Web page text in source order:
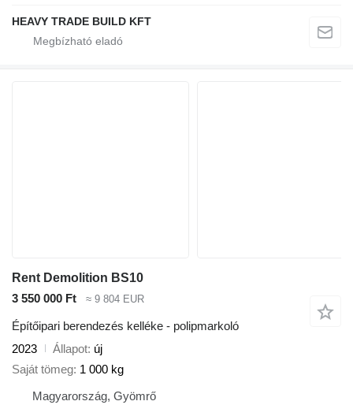
HEAVY TRADE BUILD KFT
Rent Demolition BS10
3 550 000 Ft
≈ 9 804 EUR
Építőipari berendezés kelléke - polipmarkoló
2023
Állapot új
Saját tömeg 1 000 kg
Magyarország, Gyömrő